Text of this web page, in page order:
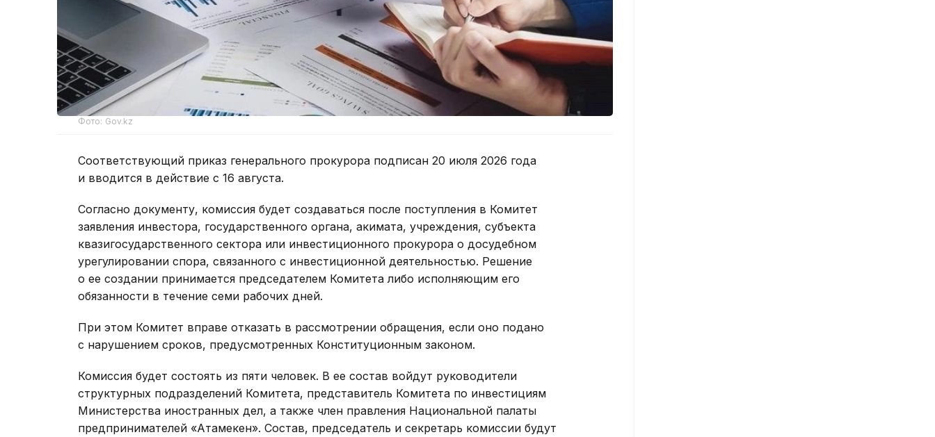
Фото: Gov.kz
Соответствующий приказ генерального прокурора подписан 20 июля 2026 года
и вводится в действие с 16 августа.
Согласно документу, комиссия будет создаваться после поступления в Комитет
заявления инвестора, государственного органа, акимата, учреждения, субъекта
квазигосударственного сектора или инвестиционного прокурора о досудебном
урегулировании спора, связанного с инвестиционной деятельностью. Решение
о ее создании принимается председателем Комитета либо исполняющим его
обязанности в течение семи рабочих дней.
При этом Комитет вправе отказать в рассмотрении обращения, если оно подано
с нарушением сроков, предусмотренных Конституционным законом.
Комиссия будет состоять из пяти человек. В ее состав войдут руководители
структурных подразделений Комитета, представитель Комитета по инвестициям
Министерства иностранных дел, а также член правления Национальной палаты
предпринимателей «Атамекен». Состав, председатель и секретарь комиссии будут